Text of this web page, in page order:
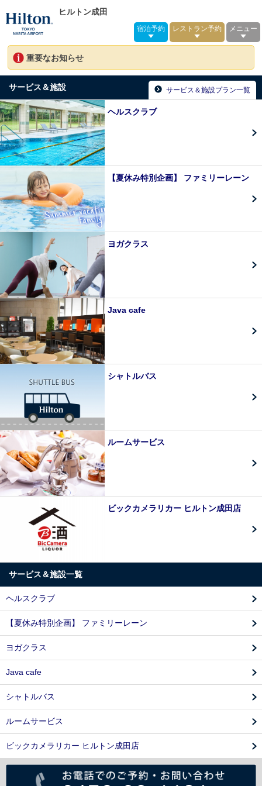
ヒルトン成田
宿泊予約 レストラン予約 メニュー
重要なお知らせ
サービス＆施設 サービス＆施設プラン一覧
ヘルスクラブ
【夏休み特別企画】 ファミリーレーン
ヨガクラス
Java cafe
シャトルバス
ルームサービス
ビックカメラリカー ヒルトン成田店
サービス＆施設一覧
ヘルスクラブ
【夏休み特別企画】 ファミリーレーン
ヨガクラス
Java cafe
シャトルバス
ルームサービス
ビックカメラリカー ヒルトン成田店